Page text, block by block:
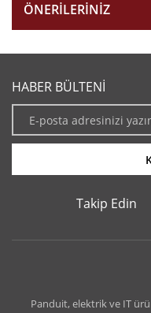
ÖNERILERINIZ
HABER BÜLTENİ
Takip Edin
Panduit, elektrik ve IT